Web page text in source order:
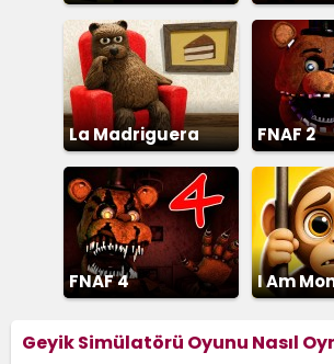
La Madriguera FNAF 2
FNAF 4 I Am
Geyik Simülatörü Oyunu Nasıl